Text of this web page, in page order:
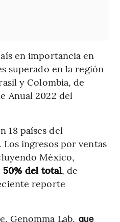
en importancia en
superado en la región
y Colombia, de
Anual 2022 del
18 países del
ingresos por ventas
México,
del total, de
reporte
Genomma Lab, que